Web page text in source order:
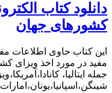
دانلود کتاب
کشورهای جهان
این کتاب حاوی اطلاعات
مفید در مورد اخذ ویزای
جمله ایتالیا،